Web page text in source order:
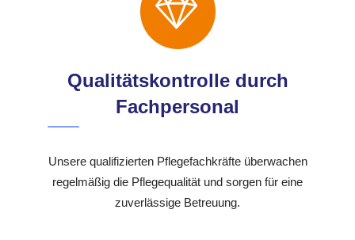
Qualitätskontrolle durch
Fachpersonal
Unsere qualifizierten Pflegefachkräfte überwachen
regelmäßig die Pflegequalität und sorgen für eine
zuverlässige Betreuung.